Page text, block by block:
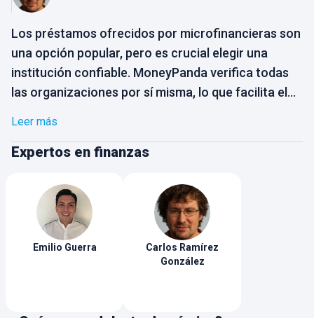
Los préstamos ofrecidos por microfinancieras son
una opción popular, pero es crucial elegir una
institución confiable. MoneyPanda verifica todas
las organizaciones por sí misma, lo que facilita el
tus necesidades, sin preocuparte por la
pagos flexibles que se ajusten a tu capacidad.
Leer más
Expertos en finanzas
Emilio Guerra Carlos Ramírez
González